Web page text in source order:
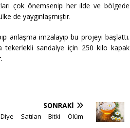
çok önemsenip her ilde ve bölgede
de yaygınlaşmıştır.
anlaşma imzalayıp bu projeyi başlattı.
sandalye için 250 kilo kapak
SONRAKI
Satılan Bitki Ölüm